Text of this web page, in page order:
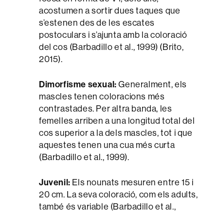
acostumen a sortir dues taques que
s’estenen des de les escates
postoculars i s’ajunta amb la coloració
del cos (Barbadillo et al., 1999) (Brito,
2015).
Dimorfisme sexual: Generalment, els
mascles tenen coloracions més
contrastades. Per altra banda, les
femelles arriben a una longitud total del
cos superior a la dels mascles, tot i que
aquestes tenen una cua més curta
(Barbadillo et al., 1999).
Juvenil: Els nounats mesuren entre 15 i
20 cm. La seva coloració, com els adults,
també és variable (Barbadillo et al.,